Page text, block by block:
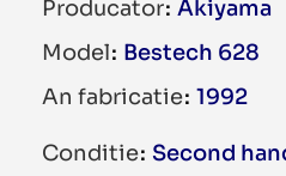
Producator Akiyama
Model Bestech 628
An fabricatie 1992
Conditie Second